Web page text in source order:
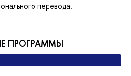
перевода.
ПРОГРАММЫ